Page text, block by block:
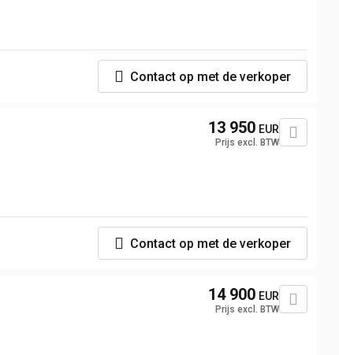
Contact op met de verkoper
13 950 EUR
Prijs excl. BTW
Contact op met de verkoper
14 900 EUR
Prijs excl. BTW